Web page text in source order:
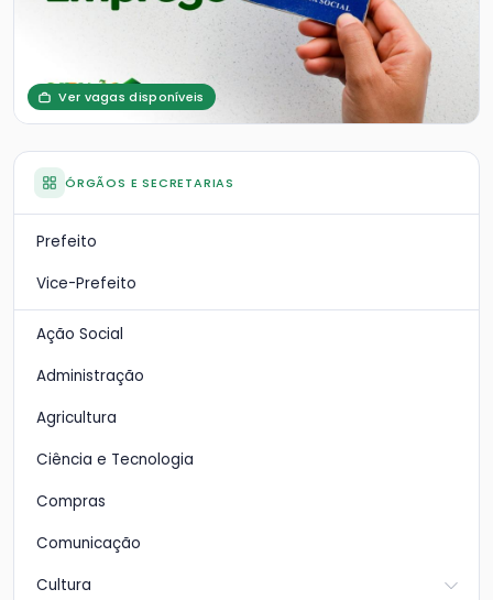
Ver vagas disponíveis
ÓRGÃOS E SECRETARIAS
Prefeito
Vice-Prefeito
Ação Social
Administração
Agricultura
Ciência e Tecnologia
Compras
Comunicação
Cultura